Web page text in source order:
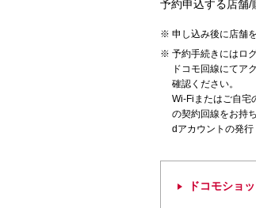
予約申込する店舗/
申し込み後に店舗
予約手続きにはロ
ドコモ回線にてア
確認ください。
Wi-Fiまたはご自宅
の契約回線をお持
dアカウントの発行
ドコモショ